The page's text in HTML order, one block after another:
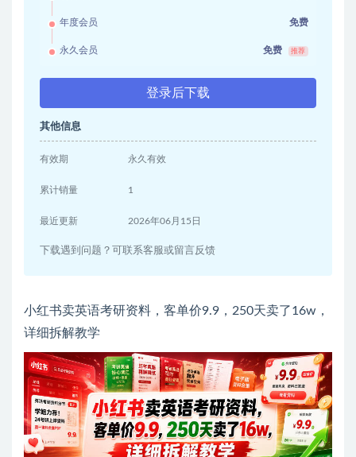
年度会员 免费
永久会员 免费 推荐
登录后下载
其他信息
有效期 永久有效
累计销量 1
最近更新 2026年06月15日
下载遇到问题？可联系客服或留言反馈
小红书卖英语考研资料，客单价9.9，250天卖了16w，
详细拆解教学